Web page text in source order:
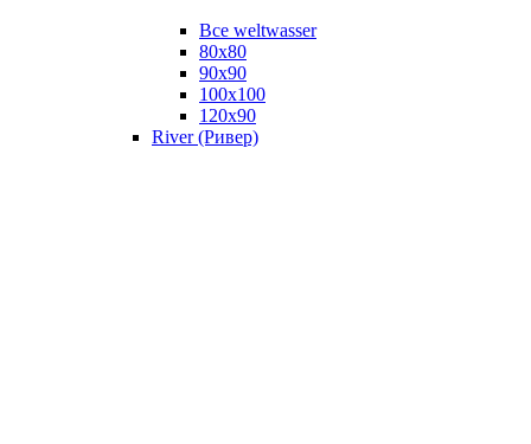
Все weltwasser
80x80
90x90
100x100
120x90
River (Ривер)